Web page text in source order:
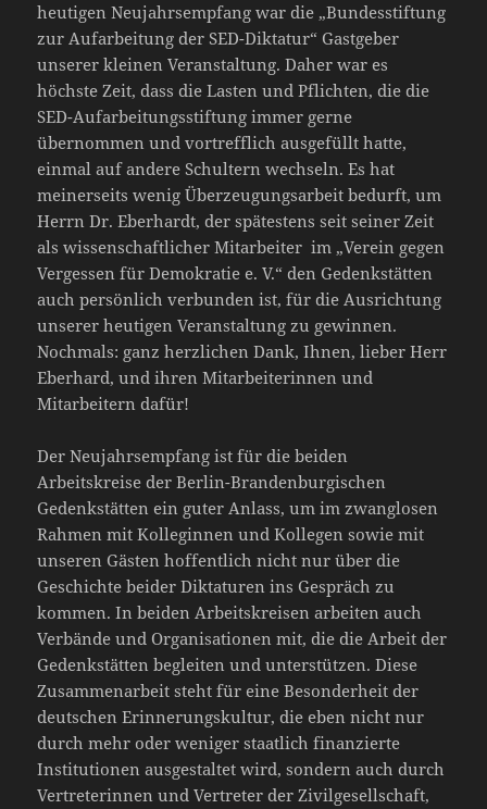
heutigen Neujahrsempfang war die „Bundesstiftung
zur Aufarbeitung der SED-Diktatur“ Gastgeber
unserer kleinen Veranstaltung. Daher war es
höchste Zeit, dass die Lasten und Pflichten, die die
SED-Aufarbeitungsstiftung immer gerne
übernommen und vortrefflich ausgefüllt hatte,
einmal auf andere Schultern wechseln. Es hat
meinerseits wenig Überzeugungsarbeit bedurft, um
Herrn Dr. Eberhardt, der spätestens seit seiner Zeit
als wissenschaftlicher Mitarbeiter im „Verein gegen
Vergessen für Demokratie e. V.“ den Gedenkstätten
auch persönlich verbunden ist, für die Ausrichtung
unserer heutigen Veranstaltung zu gewinnen.
Nochmals: ganz herzlichen Dank, Ihnen, lieber Herr
Eberhard, und ihren Mitarbeiterinnen und
Mitarbeitern dafür!
Der Neujahrsempfang ist für die beiden
Arbeitskreise der Berlin-Brandenburgischen
Gedenkstätten ein guter Anlass, um im zwanglosen
Rahmen mit Kolleginnen und Kollegen sowie mit
unseren Gästen hoffentlich nicht nur über die
Geschichte beider Diktaturen ins Gespräch zu
kommen. In beiden Arbeitskreisen arbeiten auch
Verbände und Organisationen mit, die die Arbeit der
Gedenkstätten begleiten und unterstützen. Diese
Zusammenarbeit steht für eine Besonderheit der
deutschen Erinnerungskultur, die eben nicht nur
durch mehr oder weniger staatlich finanzierte
Institutionen ausgestaltet wird, sondern auch durch
Vertreterinnen und Vertreter der Zivilgesellschaft,